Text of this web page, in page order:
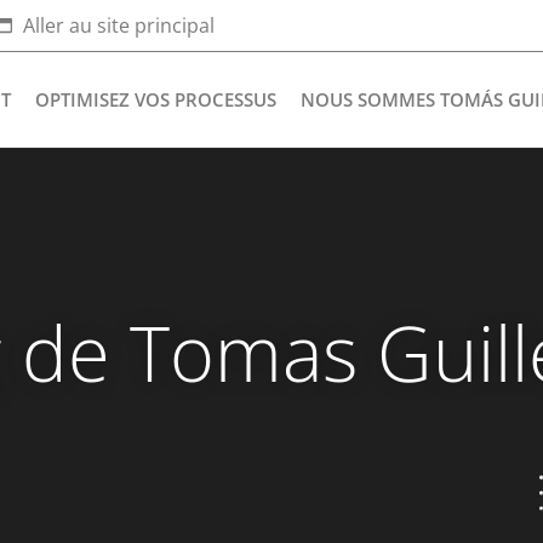
Aller au site principal
OPTIMISEZ VOS PROCESSUS NOUS SOMMES TOMÁS
de Tomas